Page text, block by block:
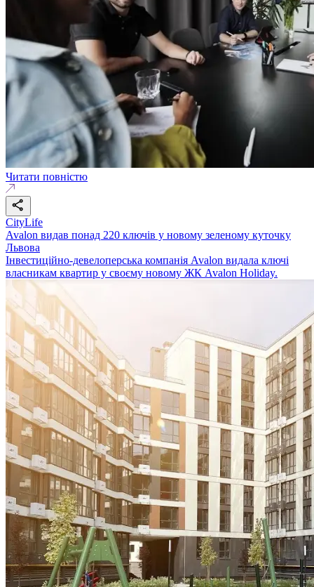
Читати повністю
CityLife
Avalon видав понад 220 ключів у новому зеленому куточку
Львова
Інвестиційно-девелоперська компанія Avalon видала ключі
власникам квартир у своєму новому ЖК Avalon Holiday.